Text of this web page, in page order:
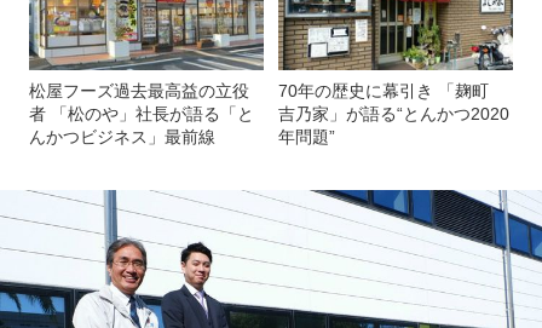
松屋フーズ過去最高益の立役
者 「松のや」社長が語る「と
んかつビジネス」最前線
70年の歴史に幕引き 「麹町
吉乃家」が語る“とんかつ2020
年問題”